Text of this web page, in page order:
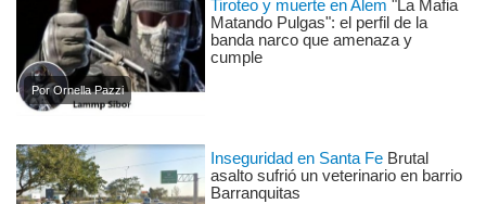
Por Ornella Pazzi
Tiroteo y muerte en Alem "La Mafia
Matando Pulgas": el perfil de la
banda narco que amenaza y
cumple
Inseguridad en Santa Fe Brutal
asalto sufrió un veterinario en barrio
Barranquitas